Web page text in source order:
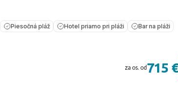
Piesočná pláž Hotel priamo pri pláži Bar na pláži
za os. od 715 €